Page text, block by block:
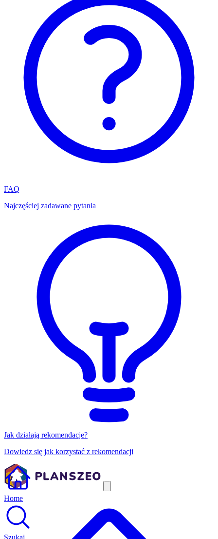
FAQ
Najczęściej zadawane pytania
Jak działają rekomendacje?
Dowiedz się jak korzystać z rekomendacji
Home
Szukaj